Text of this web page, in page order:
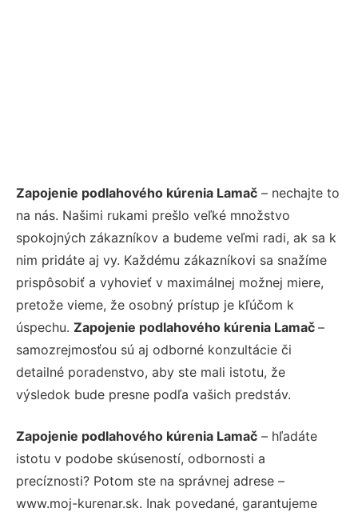
Zapojenie podlahového kúrenia Lamač – nechajte to
na nás. Našimi rukami prešlo veľké množstvo
spokojných zákazníkov a budeme veľmi radi, ak sa k
nim pridáte aj vy. Každému zákazníkovi sa snažíme
prispôsobiť a vyhovieť v maximálnej možnej miere,
pretože vieme, že osobný prístup je kľúčom k
úspechu. Zapojenie podlahového kúrenia Lamač –
samozrejmosťou sú aj odborné konzultácie či
detailné poradenstvo, aby ste mali istotu, že
výsledok bude presne podľa vašich predstáv.
Zapojenie podlahového kúrenia Lamač – hľadáte
istotu v podobe skúseností, odbornosti a
precíznosti? Potom ste na správnej adrese –
www.moj-kurenar.sk. Inak povedané, garantujeme